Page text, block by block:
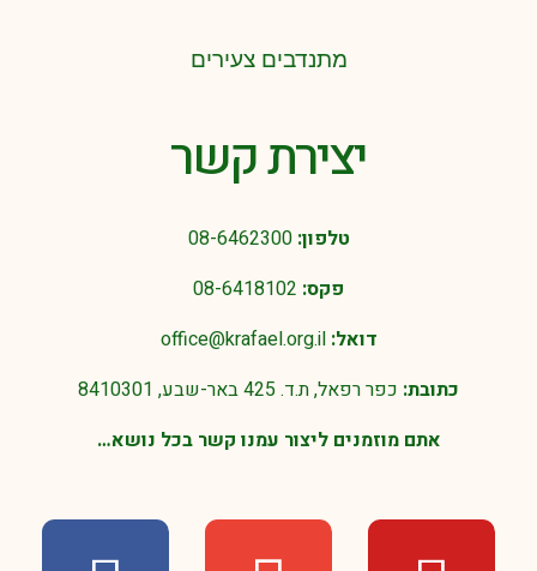
מתנדבים צעירים
יצירת קשר
טלפון: 08-6462300
פקס:
דואל: office@krafael.org.il
כתובת: כפר רפאל, ת.ד. 425 באר-שבע, 8410301
אתם מוזמנים ליצור עמנו קשר בכל נושא…